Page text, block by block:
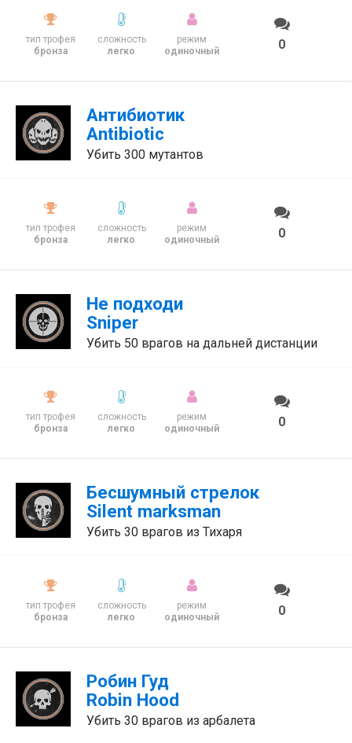
тип трофея
бронза
сложность
легко
режим
одиночный
0
Антибиотик
Antibiotic
Убить 300 мутантов
тип трофея
бронза
сложность
легко
режим
одиночный
0
Не подходи
Sniper
Убить 50 врагов на дальней дистанции
тип трофея
бронза
сложность
легко
режим
одиночный
0
Бесшумный стрелок
Silent marksman
Убить 30 врагов из Тихаря
тип трофея
бронза
сложность
легко
режим
одиночный
0
Робин Гуд
Robin Hood
Убить 30 врагов из арбалета